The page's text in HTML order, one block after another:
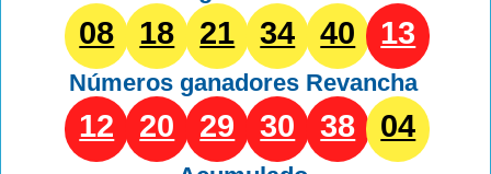
08 18 21 34 40 13
Números ganadores Revancha
12 20 29 30 38 04